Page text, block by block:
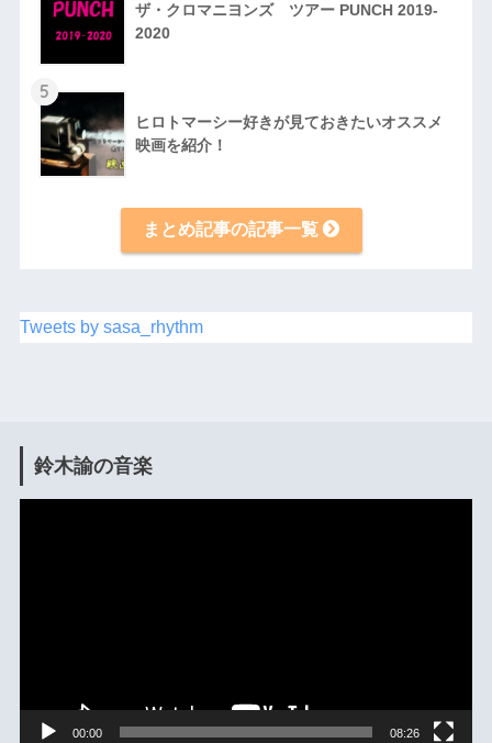
ザ・クロマニヨンズ ツアー PUNCH 2019-
2020
5
ヒロトマーシー好きが見ておきたいオススメ
映画を紹介！
まとめ記事の記事一覧
Tweets by sasa_rhythm
鈴木諭の音楽
00:00 08:26